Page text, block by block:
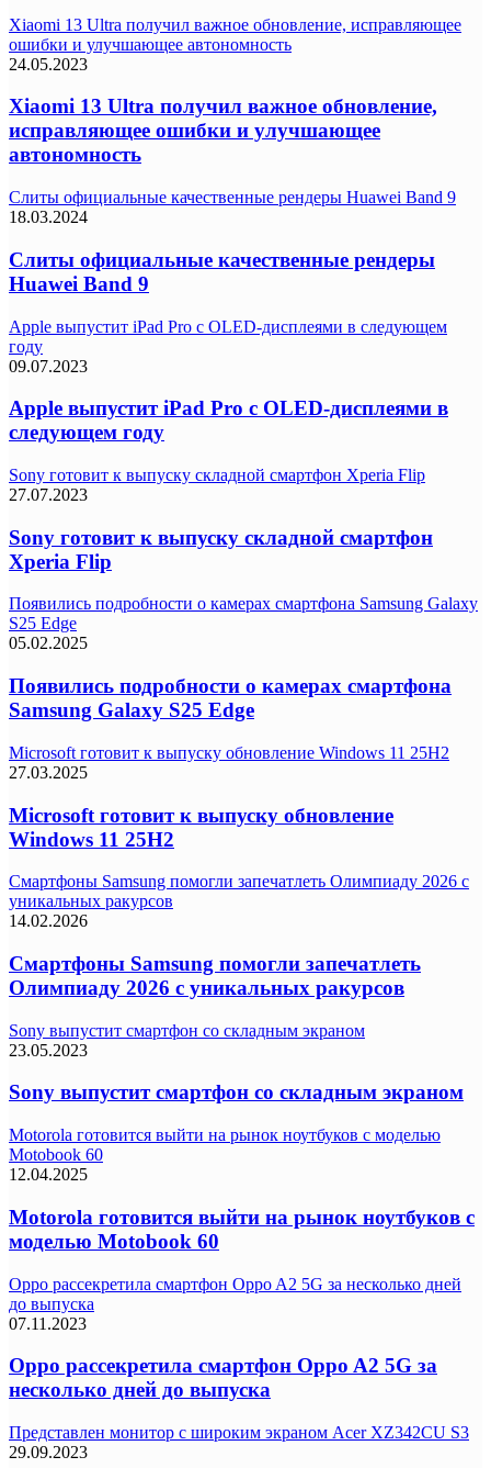
Xiaomi 13 Ultra получил важное обновление, исправляющее
ошибки и улучшающее автономность
24.05.2023
Xiaomi 13 Ultra получил важное обновление,
исправляющее ошибки и улучшающее
автономность
Слиты официальные качественные рендеры Huawei Band 9
18.03.2024
Слиты официальные качественные рендеры
Huawei Band 9
Apple выпустит iPad Pro с OLED-дисплеями в следующем
году
09.07.2023
Apple выпустит iPad Pro с OLED-дисплеями в
следующем году
Sony готовит к выпуску складной смартфон Xperia Flip
27.07.2023
Sony готовит к выпуску складной смартфон
Xperia Flip
Появились подробности о камерах смартфона Samsung Galaxy
S25 Edge
05.02.2025
Появились подробности о камерах смартфона
Samsung Galaxy S25 Edge
Microsoft готовит к выпуску обновление Windows 11 25H2
27.03.2025
Microsoft готовит к выпуску обновление
Windows 11 25H2
Смартфоны Samsung помогли запечатлеть Олимпиаду 2026 с
уникальных ракурсов
14.02.2026
Смартфоны Samsung помогли запечатлеть
Олимпиаду 2026 с уникальных ракурсов
Sony выпустит смартфон со складным экраном
23.05.2023
Sony выпустит смартфон со складным экраном
Motorola готовится выйти на рынок ноутбуков с моделью
Motobook 60
12.04.2025
Motorola готовится выйти на рынок ноутбуков с
моделью Motobook 60
Oppo рассекретила смартфон Oppo A2 5G за несколько дней
до выпуска
07.11.2023
Oppo рассекретила смартфон Oppo A2 5G за
несколько дней до выпуска
Представлен монитор с широким экраном Acer XZ342CU S3
29.09.2023